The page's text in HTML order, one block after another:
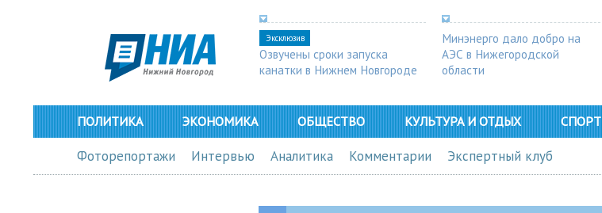
Эксклюзив
Озвучены сроки запуска
канатки в Нижнем Новгороде
Минэнерго дало добро на
АЭС в Нижегородской
области
ПОЛИТИКА ЭКОНОМИКА ОБЩЕСТВО КУЛЬТУРА И ОТДЫХ СПОРТ
Фоторепортажи Интервью Аналитика Комментарии Экспертный клуб